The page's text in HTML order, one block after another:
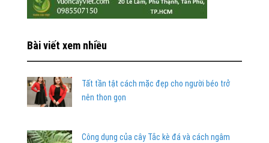
Bài viết xem nhiều
Tất tần tật cách mặc đẹp cho người béo trở
nên thon gọn
Công dụng của cây Tắc kè đá và cách ngâm